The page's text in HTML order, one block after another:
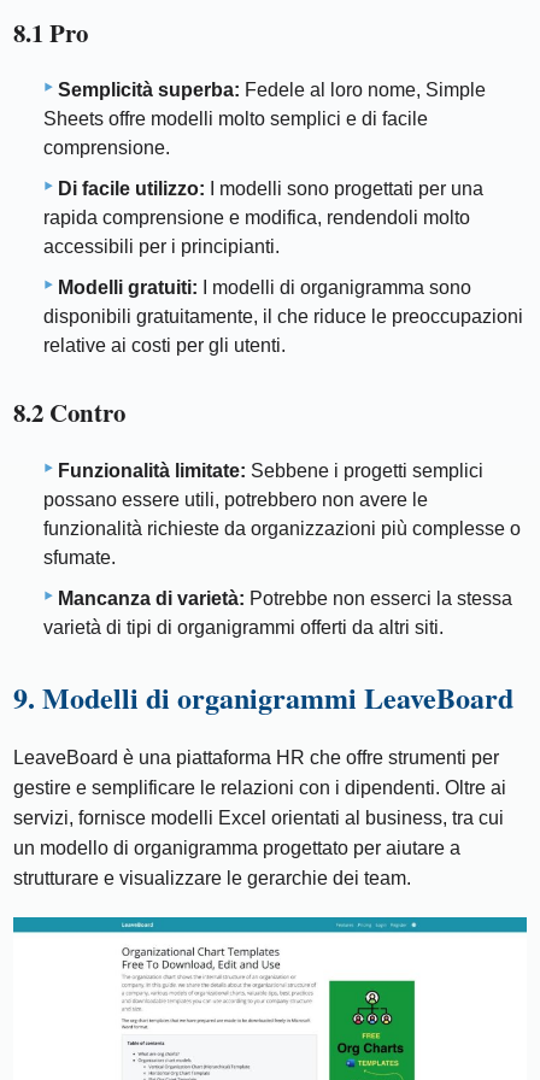
8.1 Pro
Semplicità superba: Fedele al loro nome, Simple
Sheets offre modelli molto semplici e di facile
comprensione.
Di facile utilizzo: I modelli sono progettati per una
rapida comprensione e modifica, rendendoli molto
accessibili per i principianti.
Modelli gratuiti: I modelli di organigramma sono
disponibili gratuitamente, il che riduce le preoccupazioni
relative ai costi per gli utenti.
8.2 Contro
Funzionalità limitate: Sebbene i progetti semplici
possano essere utili, potrebbero non avere le
funzionalità richieste da organizzazioni più complesse o
sfumate.
Mancanza di varietà: Potrebbe non esserci la stessa
varietà di tipi di organigrammi offerti da altri siti.
9. Modelli di organigrammi LeaveBoard
LeaveBoard è una piattaforma HR che offre strumenti per
gestire e semplificare le relazioni con i dipendenti. Oltre ai
servizi, fornisce modelli Excel orientati al business, tra cui
un modello di organigramma progettato per aiutare a
strutturare e visualizzare le gerarchie dei team.